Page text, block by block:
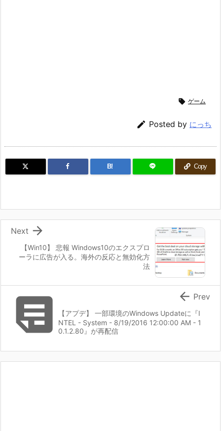
 ゲーム
 Posted by にっち
B! Copy
【Win10】 悲報 Windows10のエクスプロ
ーラに広告が入る。海外の反応と無効化方
法

Next
 【アプデ】 一部環境のWindows Updateに『I
NTEL - System - 8/19/2016 12:00:00 AM - 1
0.1.2.80』が再配信
 Prev